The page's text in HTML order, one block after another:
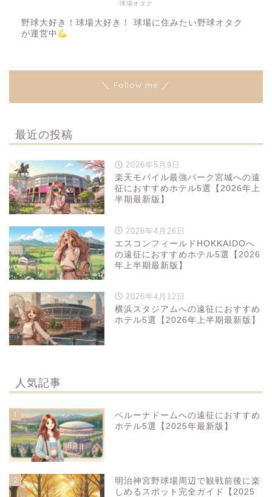
球場オタク
野球大好き！球場大好き！ 球場に住みたい野球オタク
が運営中
＼ Follow me ／
最近の投稿
2026年5月9日
楽天モバイル最強パーク宮城への遠
征におすすめホテル5選【2026年上
半期最新版】
2026年4月26日
エスコンフィールドHOKKAIDOへ
の遠征におすすめホテル5選【2026
年上半期最新版】
2026年4月12日
横浜スタジアムへの遠征におすすめ
ホテル5選【2026年上半期最新版】
人気記事
1
ベルーナドームへの遠征におすすめ
ホテル5選【2025年最新版】
2
明治神宮野球場周辺で観戦前後に楽
しめるスポット完全ガイド【2025